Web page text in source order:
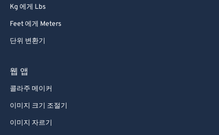
Kg 에게 Lbs
Feet 에게 Meters
단위 변환기
웹 앱
콜라주 메이커
이미지 크기 조절기
이미지 자르기